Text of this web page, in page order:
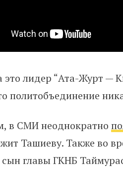
это лидер “Ата-Журт —
политобъединение
в СМИ неоднократно
Ташиеву. Также во
главы ГКНБ